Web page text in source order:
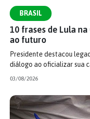
BRASIL
10 frases de Lula
ao futuro
Presidente destacou
diálogo ao oficializar sua
03/08/2026